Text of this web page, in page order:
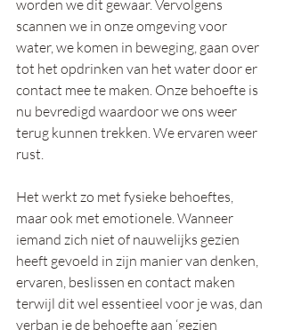
worden we dit gewaar. Vervolgens
scannen we in onze omgeving voor
water, we komen in beweging, gaan over
tot het opdrinken van het water door er
contact mee te maken. Onze behoefte is
nu bevredigd waardoor we ons weer
terug kunnen trekken. We ervaren weer
rust.
Het werkt zo met fysieke behoeftes,
maar ook met emotionele. Wanneer
iemand zich niet of nauwelijks gezien
heeft gevoeld in zijn manier van denken,
ervaren, beslissen en contact maken
terwijl dit wel essentieel voor je was, dan
verban je de behoefte aan ‘gezien